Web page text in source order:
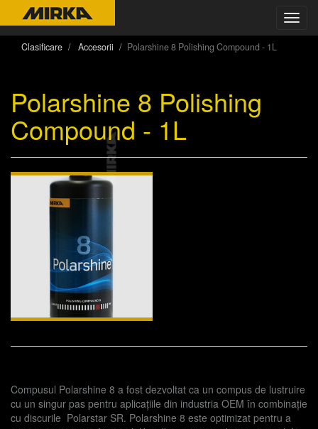
Clasificare Accesorii Polarshine 8 Polishing Compound - 1L
Polarshine 8 Polishing
Compound - 1L
Compusul Polarshine 8 a fost dezvoltat ca un compus de lustruire
cu un singur pas pentru aplicațiile din industria OEM în combinație
cu discurile Polarstar SR. Polarshine 8 este optimizat pentru a